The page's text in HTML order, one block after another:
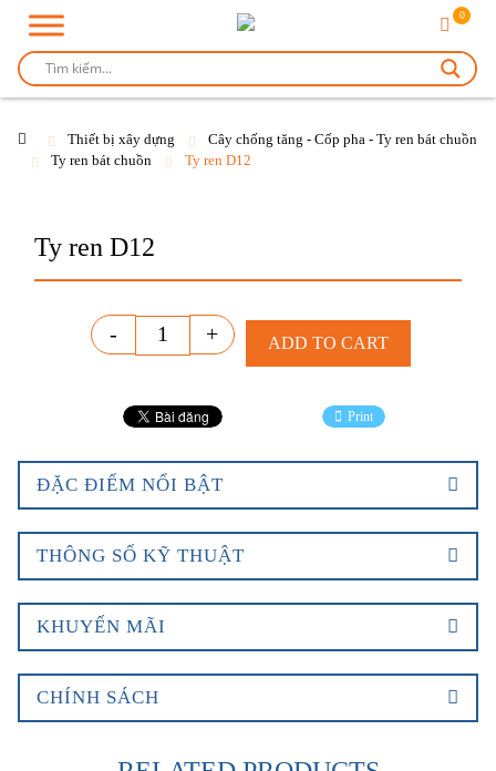
0
Thiết bị xây dựng
Cây chống tăng - Cốp pha - Ty ren bát chuồn
Ty ren bát chuồn
Ty ren D12
Ty ren D12
Quantity
- + ADD TO CART
Print
ĐẶC ĐIỂM NỔI BẬT
THÔNG SỐ KỸ THUẬT
KHUYẾN MÃI
CHÍNH SÁCH